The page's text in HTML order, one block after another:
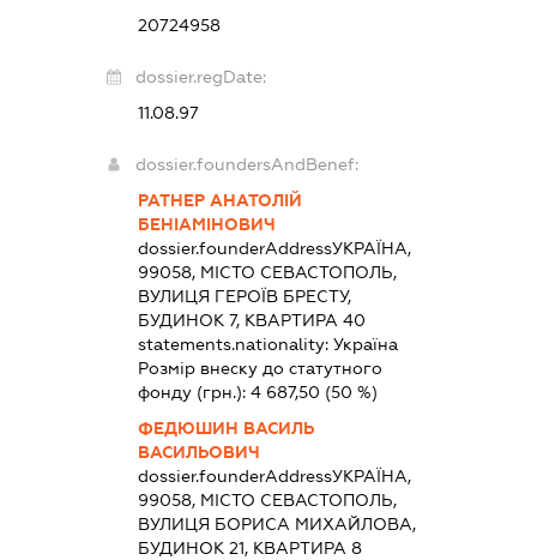
20724958
dossier.regDate:
11.08.97
dossier.foundersAndBenef:
РАТНЕР АНАТОЛІЙ
БЕНІАМІНОВИЧ
dossier.founderAddressУКРАЇНА,
99058, МІСТО СЕВАСТОПОЛЬ,
ВУЛИЦЯ ГЕРОЇВ БРЕСТУ,
БУДИНОК 7, КВАРТИРА 40
statements.nationality: Україна
Розмір внеску до статутного
фонду (грн.): 4 687,50 (50 %)
ФЕДЮШИН ВАСИЛЬ
ВАСИЛЬОВИЧ
dossier.founderAddressУКРАЇНА,
99058, МІСТО СЕВАСТОПОЛЬ,
ВУЛИЦЯ БОРИСА МИХАЙЛОВА,
БУДИНОК 21, КВАРТИРА 8